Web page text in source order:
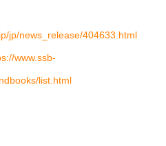
jp/news_release/404633.html
www.ssb-
list.html